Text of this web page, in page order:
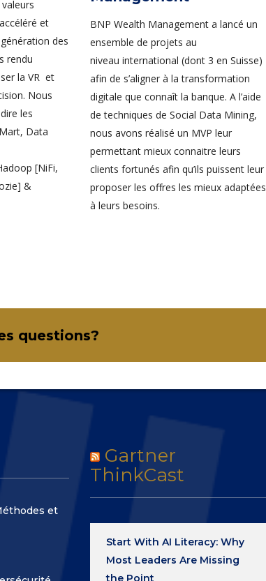
et
des
rendu
la VR et
Nous
les
Data
[NiFi,
&
BNP Wealth Management a lancé un
ensemble de projets au
niveau international (dont 3 en Suisse)
afin de s’aligner à la transformation
digitale que connaît la banque. A l’aide
de techniques de Social Data Mining,
nous avons réalisé un MVP leur
permettant mieux connaitre leurs
clients fortunés afin qu’ils puissent leur
proposer les offres les mieux adaptées
à leurs besoins.
questions?
et
Gartner
ThinkCast
Start With AI Literacy: Why
Most Leaders Are Missing
the Point